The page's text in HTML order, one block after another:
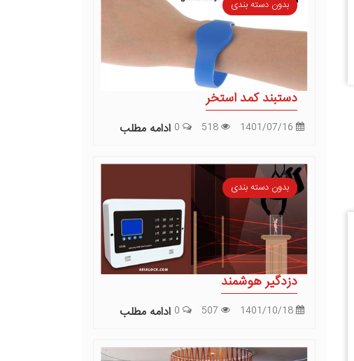
بدون دسته بندی
دستبند کمد استخر
ادامه مطلب
بدون دسته بندی
دزدگیر هوشمند
ادامه مطلب